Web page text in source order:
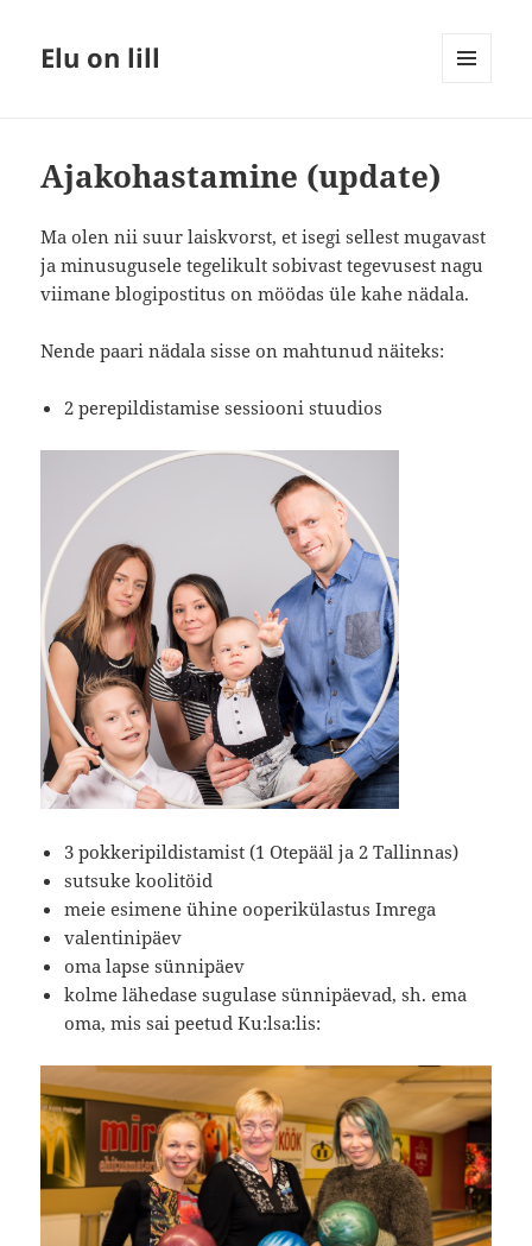
Elu on lill
Ajakohastamine (update)
Ma olen nii suur laiskvorst, et isegi sellest mugavast
ja minusugusele tegelikult sobivast tegevusest nagu
viimane blogipostitus on möödas üle kahe nädala.
Nende paari nädala sisse on mahtunud näiteks:
2 perepildistamise sessiooni stuudios
3 pokkeripildistamist (1 Otepääl ja 2 Tallinnas)
sutsuke koolitöid
meie esimene ühine ooperikülastus Imrega
valentinipäev
oma lapse sünnipäev
kolme lähedase sugulase sünnipäevad, sh. ema
oma, mis sai peetud Ku:lsa:lis: